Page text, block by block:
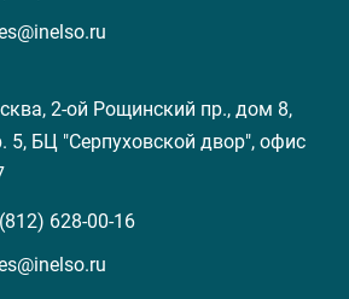
2-ой Рощинский пр., дом 8,
5, БЦ "Серпуховской двор", офис
628-00-16